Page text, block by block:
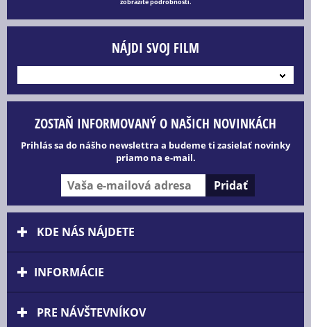
NÁJDI SVOJ FILM
ZOSTAŇ INFORMOVANÝ O NAŠICH NOVINKÁCH
Prihlás sa do nášho newslettra a budeme ti zasielať novinky
priamo na e-mail.
KDE NÁS NÁJDETE
INFORMÁCIE
PRE NÁVŠTEVNÍKOV